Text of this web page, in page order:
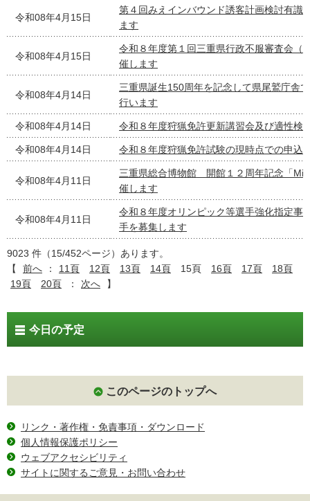
令和08年4月15日
第４回みえインバウンド誘客計画検討有識
ます
令和08年4月15日
令和８年度第１回三重県行政不服審査会（
催します
令和08年4月14日
三重県誕生150周年を記念して県尾鷲庁舎
行います
令和08年4月14日 令和８年度狩猟免許更新講習会及び適性検
令和08年4月14日 令和８年度狩猟免許試験の現時点での申込
令和08年4月11日
三重県総合博物館 開館１２周年記念「
催します
令和08年4月11日
令和８年度オリンピック等選手強化指定
手を募集します
9023 件（15/452ページ）あります。
【
前へ ： 11頁 12頁 13頁 14頁 15頁 16頁 17頁
18頁
19頁
20頁 ： 次へ 】
今日の予定
このページのトップへ
リンク・著作権・免責事項・ダウンロード
個人情報保護ポリシー
ウェブアクセシビリティ
サイトに関するご意見・お問い合わせ